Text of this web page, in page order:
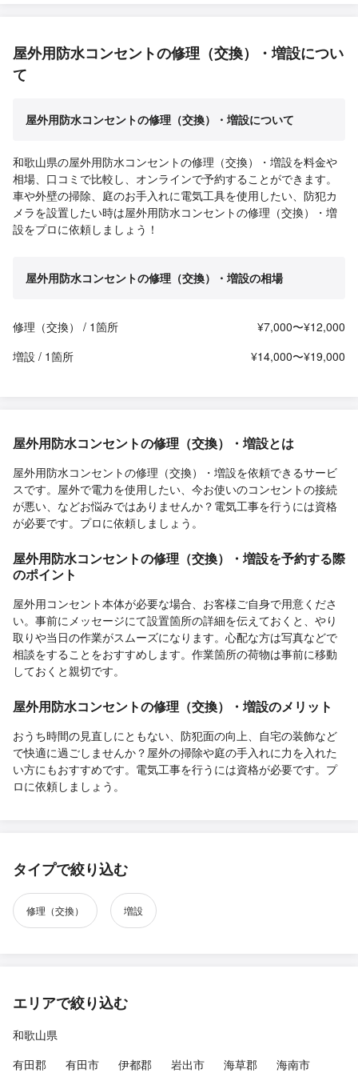
屋外用防水コンセントの修理（交換）・増設につい
て
屋外用防水コンセントの修理（交換）・増設について
和歌山県の屋外用防水コンセントの修理（交換）・増設を料金や
相場、口コミで比較し、オンラインで予約することができます。
車や外壁の掃除、庭のお手入れに電気工具を使用したい、防犯カ
メラを設置したい時は屋外用防水コンセントの修理（交換）・増
設をプロに依頼しましょう！
屋外用防水コンセントの修理（交換）・増設の相場
修理（交換） / 1箇所
¥7,000〜¥12,000
増設 / 1箇所
¥14,000〜¥19,000
屋外用防水コンセントの修理（交換）・増設とは
屋外用防水コンセントの修理（交換）・増設を依頼できるサービ
スです。屋外で電力を使用したい、今お使いのコンセントの接続
が悪い、などお悩みではありませんか？電気工事を行うには資格
が必要です。プロに依頼しましょう。
屋外用防水コンセントの修理（交換）・増設を予約する際
のポイント
屋外用コンセント本体が必要な場合、お客様ご自身で用意くださ
い。事前にメッセージにて設置箇所の詳細を伝えておくと、やり
取りや当日の作業がスムーズになります。心配な方は写真などで
相談をすることをおすすめします。作業箇所の荷物は事前に移動
しておくと親切です。
屋外用防水コンセントの修理（交換）・増設のメリット
おうち時間の見直しにともない、防犯面の向上、自宅の装飾など
で快適に過ごしませんか？屋外の掃除や庭の手入れに力を入れた
い方にもおすすめです。電気工事を行うには資格が必要です。プ
ロに依頼しましょう。
タイプで絞り込む
修理（交換） 増設
エリアで絞り込む
和歌山県
有田郡
有田市 伊都郡 岩出市 海草郡
海南市